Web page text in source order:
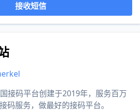
接收短信
接码平台创建于2019年，服务百万
码服务，做最好的接码平台。